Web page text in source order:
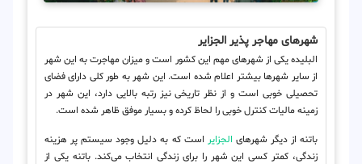
شهرهای مهاجر پذیر الجزایر
البلیده یکی از شهرهای مهم این کشور است و میزان مهاجرت به این شهر
از سایر شهرها بیشتر اعلام شده است. این شهر به طور کلی دارای فضای
تحصیلی خوبی است و از نظر تاریخی نیز رتبه بالایی دارد، این شهر در
زمینه مالیات کنترل خوبی را لحاظ کرده و بسیار موفق ظاهر شده است.
باتنه از دیگر شهرهای الجزایر است که به دلیل وجود سیستم پر هزینه
زندگی، کمتر کسی این شهر را برای زندگی انتخاب می‌کند. باتنه یکی از